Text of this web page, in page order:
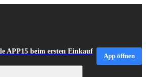
APP15 beim ersten Einkauf
App öffnen